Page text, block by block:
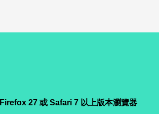
27 或 Safari 7 以上版本瀏覽器